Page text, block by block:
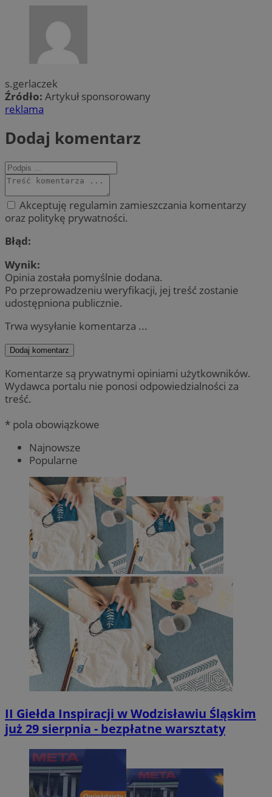
s.gerlaczek
Źródło: Artykuł sponsorowany
reklama
Dodaj komentarz
Akceptuję regulamin zamieszczania komentarzy
oraz politykę prywatności.
Błąd:
Wynik:
Opinia została pomyślnie dodana.
Po przeprowadzeniu weryfikacji, jej treść zostanie
udostępniona publicznie.
Trwa wysyłanie komentarza ...
Dodaj komentarz
Komentarze są prywatnymi opiniami użytkowników.
Wydawca portalu nie ponosi odpowiedzialności za
treść.
* pola obowiązkowe
Najnowsze
Popularne
II Giełda Inspiracji w Wodzisławiu Śląskim
już 29 sierpnia - bezpłatne warsztaty